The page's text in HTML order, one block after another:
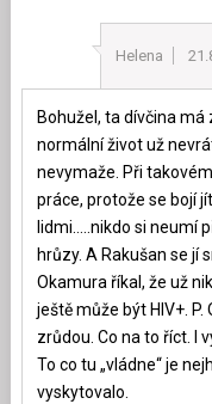
Helena
Bohužel, ta dívčina
normální život už
nevymaže. Při
práce, protože se bojí
lidmi…..nikdo si neumí
hrůzy. A Rakušan se jí
Okamura říkal, že už
ještě může být HIV+.
zrůdou. Co na to říct. I
To co tu „vládne“ je
vyskytovalo.